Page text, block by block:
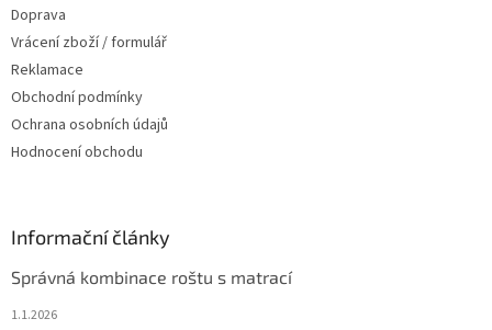
Doprava
Vrácení zboží / formulář
Reklamace
Obchodní podmínky
Ochrana osobních údajů
Hodnocení obchodu
Informační články
Správná kombinace roštu s matrací
1.1.2026